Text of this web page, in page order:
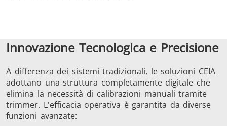
Innovazione Tecnologica e Precisione
A differenza dei sistemi tradizionali, le soluzioni CEIA
adottano una struttura completamente digitale che
elimina la necessità di calibrazioni manuali tramite
trimmer. L'efficacia operativa è garantita da diverse
funzioni avanzate: